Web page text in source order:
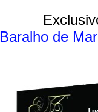
Baralho de